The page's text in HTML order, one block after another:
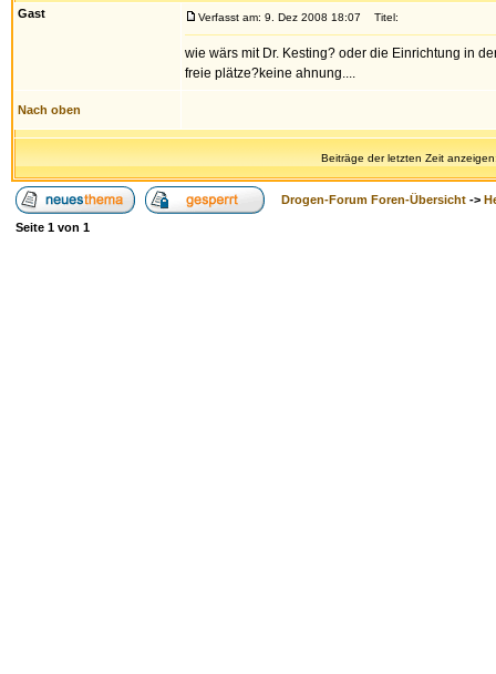
Gast Verfasst am: 9. Dez 2008 18:07 Titel:
wie wärs mit Dr. Kesting? oder die Einrichtung in
freie plätze?keine ahnung....
Nach oben
Beiträge der letzten Zeit
Drogen-Forum Foren-Übersicht ->
Seite 1 von 1